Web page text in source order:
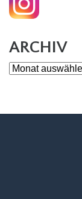
ARCHIV
Archiv